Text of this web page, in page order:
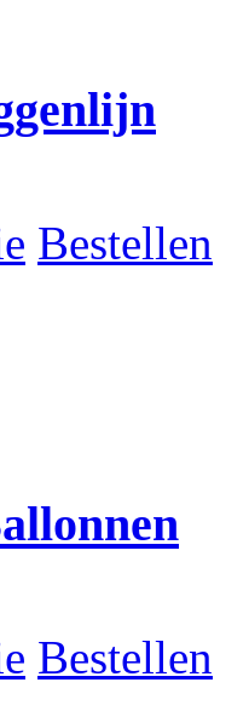
Bestellen
Bestellen